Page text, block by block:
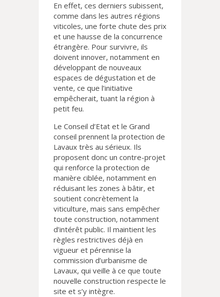
En effet, ces derniers subissent,
comme dans les autres régions
viticoles, une forte chute des prix
et une hausse de la concurrence
étrangère. Pour survivre, ils
doivent innover, notamment en
développant de nouveaux
espaces de dégustation et de
vente, ce que l’initiative
empêcherait, tuant la région à
petit feu.
Le Conseil d’Etat et le Grand
conseil prennent la protection de
Lavaux très au sérieux. Ils
proposent donc un contre-projet
qui renforce la protection de
manière ciblée, notamment en
réduisant les zones à bâtir, et
soutient concrètement la
viticulture, mais sans empêcher
toute construction, notamment
d’intérêt public. Il maintient les
règles restrictives déjà en
vigueur et pérennise la
commission d’urbanisme de
Lavaux, qui veille à ce que toute
nouvelle construction respecte le
site et s’y intègre.